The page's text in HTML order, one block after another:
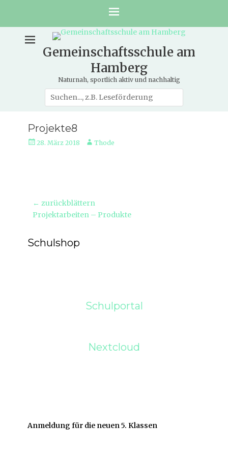
Gemeinschaftsschule am
Hamberg
Naturnah, sportlich aktiv und nachhaltig
Suche
nach:
Projekte8
Veröffentlicht
28. März 2018 AutorThode
Beitragsnavigation
← zurückblättern
Vorheriger
Projektarbeiten – Produkte
Schulshop
Schulportal
Nextcloud
Anmeldung für die neuen 5. Klassen